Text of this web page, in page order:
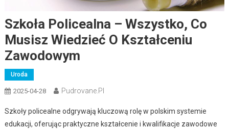
Szkoła Policealna – Wszystko, Co
Musisz Wiedzieć O Kształceniu
Zawodowym
Uroda
2025-04-28 Pudrovane.pl
Szkoły policealne odgrywają kluczową rolę w polskim systemie
edukacji, oferując praktyczne kształcenie i kwalifikacje zawodowe